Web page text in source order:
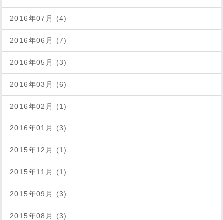
2016年07月 (4)
2016年06月 (7)
2016年05月 (3)
2016年03月 (6)
2016年02月 (1)
2016年01月 (3)
2015年12月 (1)
2015年11月 (1)
2015年09月 (3)
2015年08月 (3)